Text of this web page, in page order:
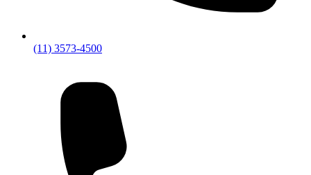
(11) 3573-4500